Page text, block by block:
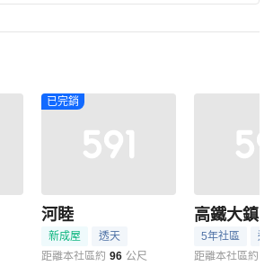
已完銷
河睦
新成屋
透天
距離本社區約 96 公尺
高鐵大鎮
5年社區
透
距離本社區約